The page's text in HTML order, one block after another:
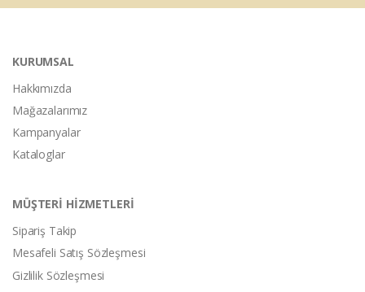
KURUMSAL
Hakkımızda
Mağazalarımız
Kampanyalar
Kataloglar
MÜŞTERİ HİZMETLERİ
Sipariş Takip
Mesafeli Satış Sözleşmesi
Gizlilik Sözleşmesi